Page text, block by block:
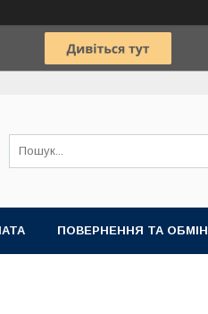
ПОВЕРНЕННЯ ТА ОБМІН